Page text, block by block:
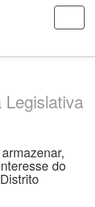
Legislativa
do